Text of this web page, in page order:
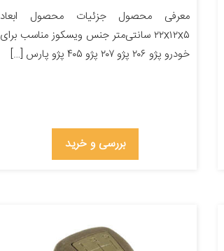
معرفی محصول جزئیات محصول ابعاد
۲۲x۱۲x۵ سانتی‌متر جنس ویسکوز مناسب برای
خودرو پژو ۲۰۶ پژو ۲۰۷ پژو ۴۰۵ پژو پارس […]
بررسی و خرید